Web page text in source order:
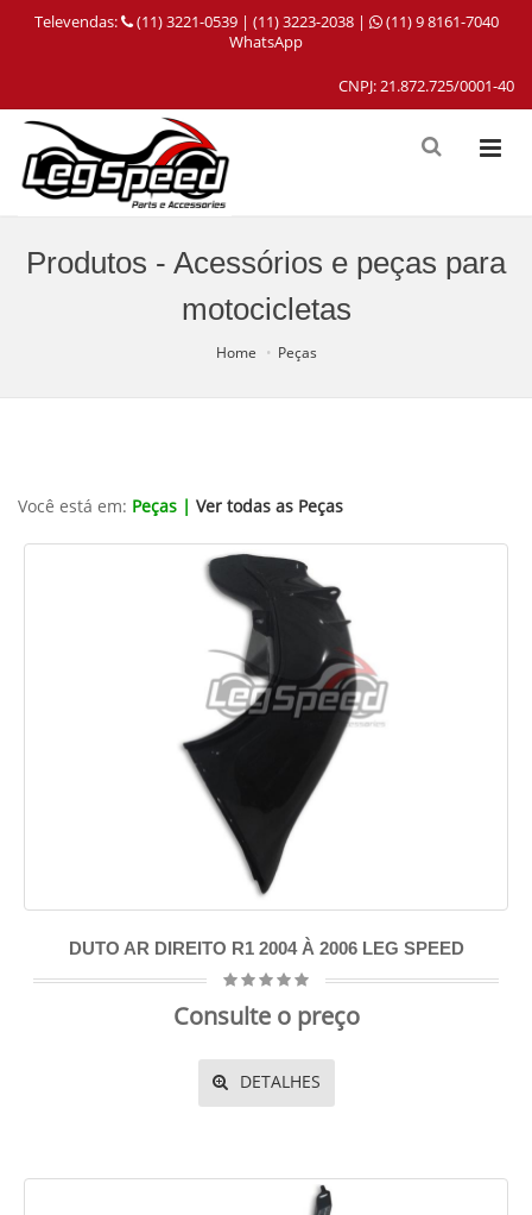
Televendas: (11) 3221-0539 | (11) 3223-2038 |
(11) 9 8161-7040
WhatsApp
CNPJ: 21.872.725/0001-40
Produtos - Acessórios e peças para
motocicletas
Home Peças
Você está em: Peças | Ver todas as Peças
DUTO AR DIREITO R1 2004 À 2006 LEG SPEED
Consulte o preço
DETALHES